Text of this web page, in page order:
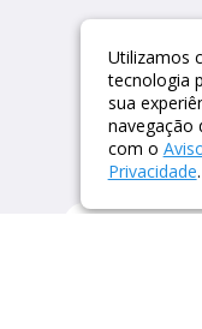
Utilizamos
tecnologia
sua
navegação
com o
Privacidade.